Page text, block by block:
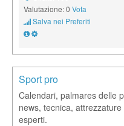
Valutazione: 0 Vota
Salva nei Preferiti
Sport pro
Calendari, palmares delle
news, tecnica,
esperti.